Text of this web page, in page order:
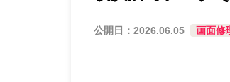
公開日： 2026.06.05 画面修